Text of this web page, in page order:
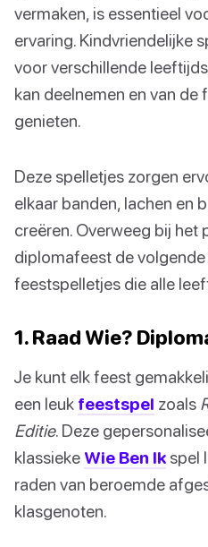
vermaken, is essentieel
ervaring. Kindvriendelijke
voor verschillende
kan deelnemen en van de
genieten.
Deze spelletjes zorgen
elkaar banden, lachen en
creëren. Overweeg bij het
diplomafeest de
feestspelletjes die alle
1. Raad Wie?
Je kunt elk feest
een leuk feestspel zoals
Editie. Deze
klassieke Wie Ben Ik spel
raden van beroemde
klasgenoten.